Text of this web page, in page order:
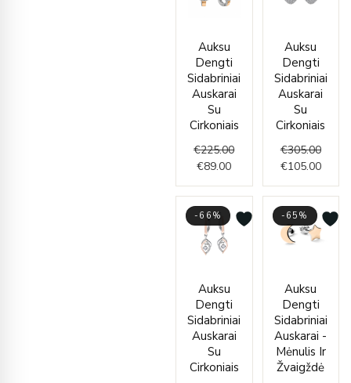
Auksu
Dengti
Sidabriniai
Auskarai
Su
Cirkoniais
€225.00
was:
€225.00.
€89.00
is:
€89.00.
Auksu
Dengti
Sidabriniai
Auskarai
Su
Cirkoniais
€305.00
was:
€105.00
is:
-66%
Auksu
Dengti
Sidabriniai
Auskarai
Su
Cirkoniais
was:
€305.00.
is:
€105.00.
-65%
Auksu
Dengti
Sidabriniai
Auskarai -
Mėnulis Ir
Žvaigždė
was:
is: